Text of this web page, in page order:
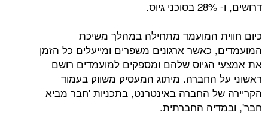
המועמד מתחילה במהלך משיכת
כאשר ארגונים משפרים ומייעלים כל הזמן
שלהם ומספקים למועמדים רושם
החברה. מיתוג המעסיק משווק בעמוד
החברה באינטרנט, בתכניות 'חבר מביא
החברתית.